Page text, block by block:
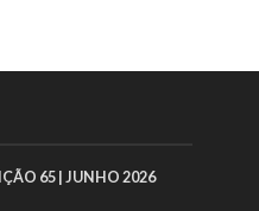
65 | JUNHO 2026